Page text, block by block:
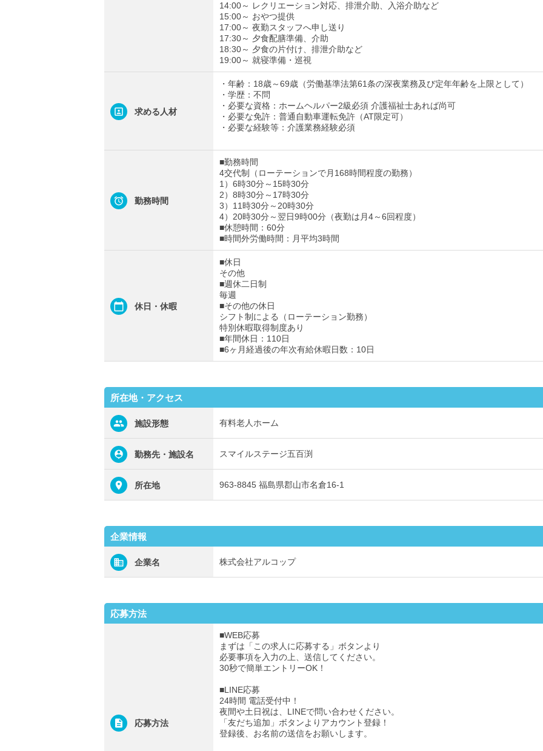
14:00～ レクリエーション対応、排泄介助、入浴介助など
15:00～ おやつ提供
17:00～ 夜勤スタッフへ申し送り
17:30～ 夕食配膳準備、介助
18:30～ 夕食の片付け、排泄介助など
19:00～ 就寝準備・巡視
求める人材
・年齢：18歳～69歳（労働基準法第61条の深夜業務及び定年年齢を上限として）
・学歴：不問
・必要な資格：ホームヘルパー2級必須 介護福祉士あれば尚可
・必要な免許：普通自動車運転免許（AT限定可）
・必要な経験等：介護業務経験必須
勤務時間
■勤務時間
4交代制（ローテーションで月168時間程度の勤務）
1）6時30分～15時30分
2）8時30分～17時30分
3）11時30分～20時30分
4）20時30分～翌日9時00分（夜勤は月4～6回程度）
■休憩時間：60分
■時間外労働時間：月平均3時間
休日・休暇
■休日
その他
■週休二日制
毎週
■その他の休日
シフト制による（ローテーション勤務）
特別休暇取得制度あり
■年間休日：110日
■6ヶ月経過後の年次有給休暇日数：10日
所在地・アクセス
施設形態 有料老人ホーム
勤務先・施設名 スマイルステージ五百渕
所在地 963-8845 福島県郡山市名倉16-1
企業情報
企業名 株式会社アルコップ
応募方法
応募方法
■WEB応募
まずは「この求人に応募する」ボタンより
必要事項を入力の上、送信してください。
30秒で簡単エントリーOK！
■LINE応募
24時間 電話受付中！
夜間や土日祝は、LINEで問い合わせください。
「友だち追加」ボタンよりアカウント登録！
登録後、お名前の送信をお願いします。